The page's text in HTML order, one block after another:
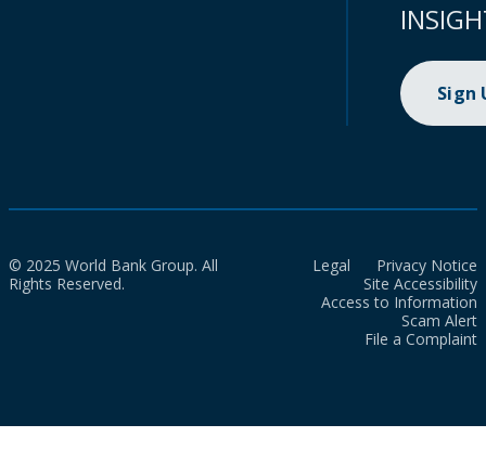
Sign
© 2025 World Bank Group. All
Rights Reserved.
Legal
Privacy Notice
Site Accessibility
Access to Information
Scam Alert
File a Complaint